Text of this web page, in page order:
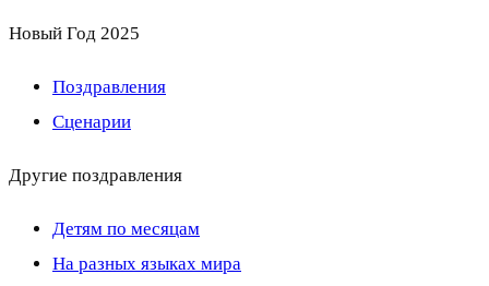
Новый Год 2025
Поздравления
Сценарии
Другие поздравления
Детям по месяцам
На разных языках мира